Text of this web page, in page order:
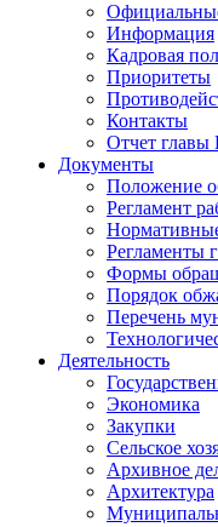
Информация
Кадровая
Приоритеты
Контакты
Отчет главы
Документы
Положение
Регламент
Регламенты
Формы
Порядок
Перечень
Деятельность
Экономика
Закупки
Сельское
Архивное
Архитектура